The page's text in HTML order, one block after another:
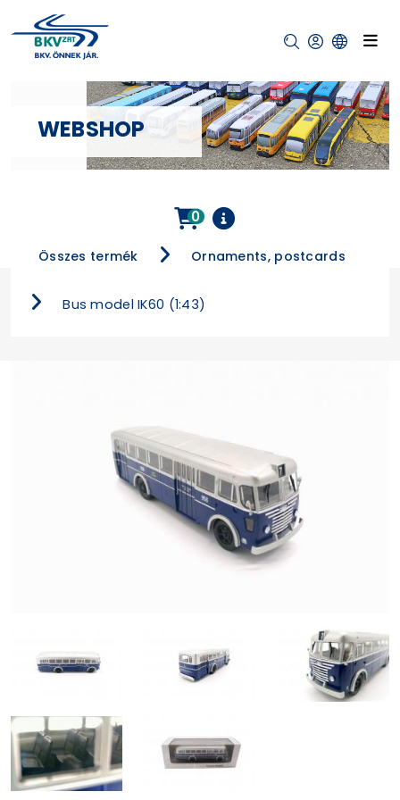
WEBSHOP
Összes termék Ornaments, postcards
Bus model IK60 (1:43)
0